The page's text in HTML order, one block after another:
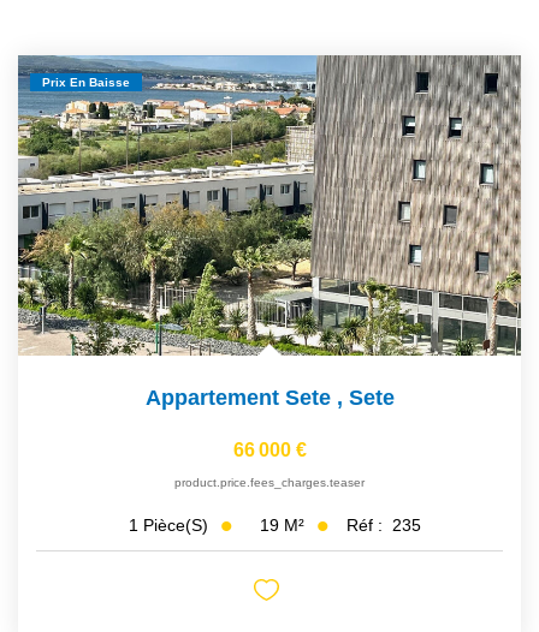
Prix En Baisse
Appartement Sete , Sete
66 000 €
product.price.fees_charges.teaser
1 Pièce(s) 19 M² Réf : 235